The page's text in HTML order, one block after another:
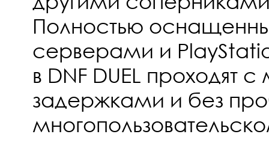
Полностью
серверами и
в DNF DUEL проходят
задержками и без